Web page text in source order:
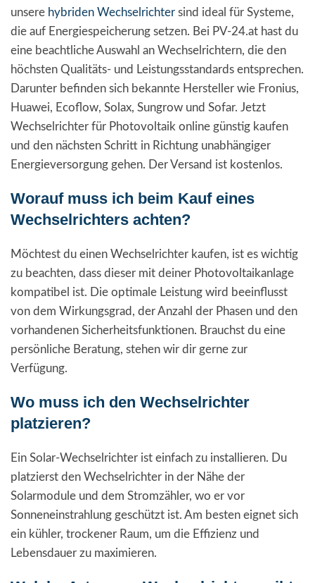
unsere hybriden Wechselrichter sind ideal für Systeme,
die auf Energiespeicherung setzen. Bei PV-24.at hast du
eine beachtliche Auswahl an Wechselrichtern, die den
höchsten Qualitäts- und Leistungsstandards entsprechen.
Darunter befinden sich bekannte Hersteller wie Fronius,
Huawei, Ecoflow, Solax, Sungrow und Sofar. Jetzt
Wechselrichter für Photovoltaik online günstig kaufen
und den nächsten Schritt in Richtung unabhängiger
Energieversorgung gehen. Der Versand ist kostenlos.
Worauf muss ich beim Kauf eines
Wechselrichters achten?
Möchtest du einen Wechselrichter kaufen, ist es wichtig
zu beachten, dass dieser mit deiner Photovoltaikanlage
kompatibel ist. Die optimale Leistung wird beeinflusst
von dem Wirkungsgrad, der Anzahl der Phasen und den
vorhandenen Sicherheitsfunktionen. Brauchst du eine
persönliche Beratung, stehen wir dir gerne zur
Verfügung.
Wo muss ich den Wechselrichter
platzieren?
Ein Solar-Wechselrichter ist einfach zu installieren. Du
platzierst den Wechselrichter in der Nähe der
Solarmodule und dem Stromzähler, wo er vor
Sonneneinstrahlung geschützt ist. Am besten eignet sich
ein kühler, trockener Raum, um die Effizienz und
Lebensdauer zu maximieren.